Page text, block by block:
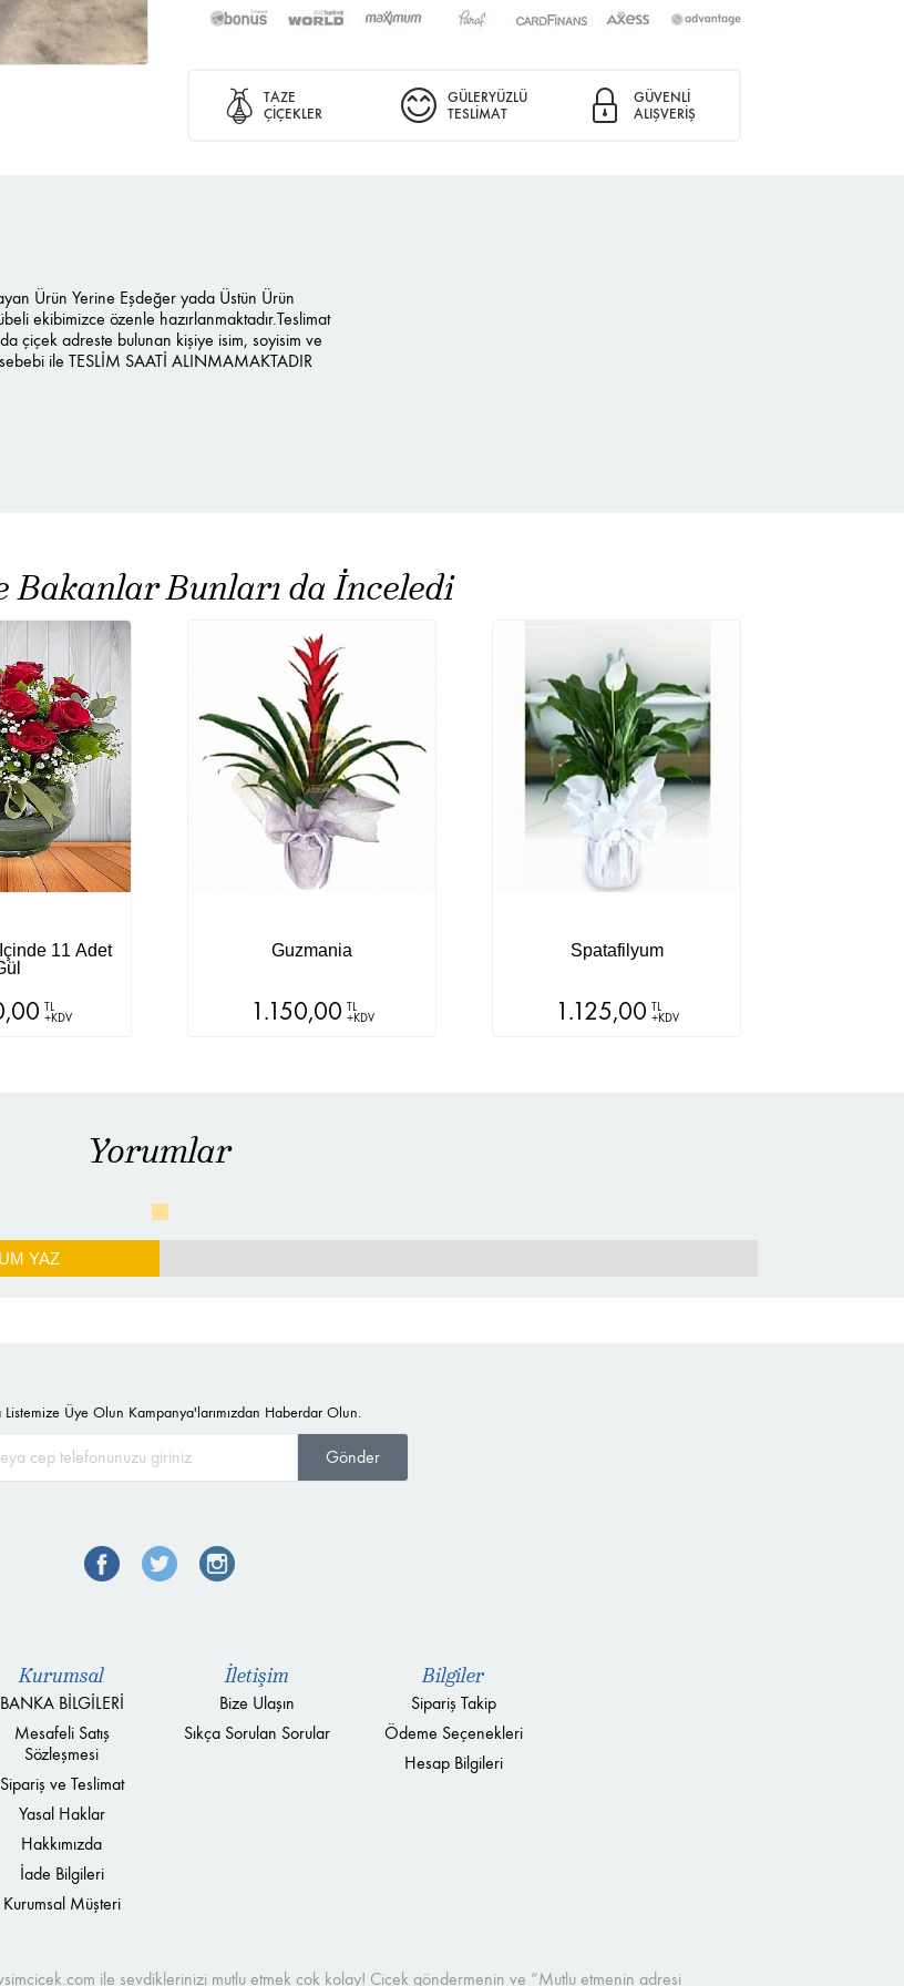
TAZE
ÇİÇEKLER
GÜLERYÜZLÜ
TESLİMAT
GÜVENLİ
ALIŞVERİŞ
Ürün Yerine Eşdeğer yada Üstün Ürün
ekibimizce özenle hazırlanmaktadır.Teslimat
çiçek adreste bulunan kişiye isim, soyisim ve
ile TESLİM SAATİ ALINMAMAKTADIR
Bakanlar Bunları da İnceledi
11 Adet
TL
+KDV
Guzmania
1.150,00 TL
+KDV
Spatafilyum
1.125,00 TL
+KDV
Yorumlar
YAZ
Listemize Üye Olun Kampanya'larımızdan Haberdar Olun.
Gönder
Kurumsal
BANKA BİLGİLERİ
Mesafeli Satış
Sözleşmesi
Sipariş ve Teslimat
Yasal Haklar
Hakkımızda
İade Bilgileri
Kurumsal Müşteri
İletişim
Bize Ulaşın
Sıkça Sorulan Sorular
Bilgiler
Sipariş Takip
Ödeme Seçenekleri
Hesap Bilgileri
ile sevdiklerinizi mutlu etmek çok kolay! Çiçek göndermenin ve “Mutlu etmenin adresi